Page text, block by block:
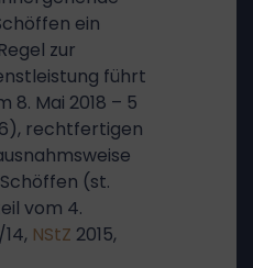
ein
zur
führt
8. Mai 2018 – 5
rechtfertigen
(st.
vom 4.
NStZ 2015,